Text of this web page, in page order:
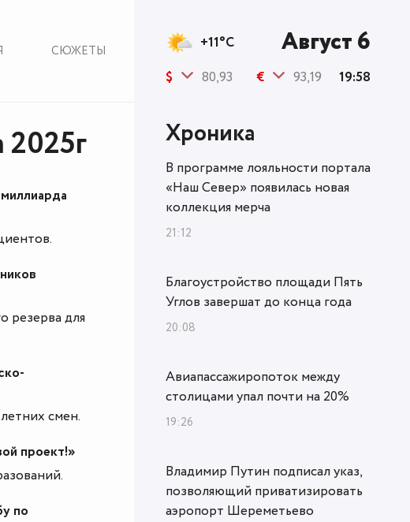
СЮЖЕТЫ
2025г
резерва для
смен.
проект!»
по
+11°C Август 6
$ 80,93 € 93,19 19:58
Хроника
В программе лояльности портала
«Наш Север» появилась новая
коллекция мерча
21:12
Благоустройство площади Пять
Углов завершат до конца года
20:08
Авиапассажиропоток между
столицами упал почти на 20%
19:26
Владимир Путин подписал указ,
позволяющий приватизировать
аэропорт Шереметьево